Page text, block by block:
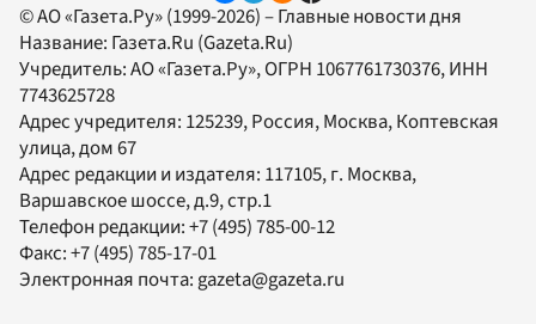
© АО «Газета.Ру» (1999-2026) – Главные новости дня
Название: Газета.Ru (Gazeta.Ru)
Учредитель:АО «Газета.Ру», ОГРН 1067761730376, ИНН
7743625728
Адрес учредителя: 125239, Россия, Москва, Коптевская
улица, дом 67
Адрес редакции и издателя: 117105, г. Москва,
Варшавское шоссе, д.9, стр.1
Телефон редакции:+7 (495) 785-00-12
Факс:+7 (495) 785-17-01
Электронная почта: gazeta@gazeta.ru